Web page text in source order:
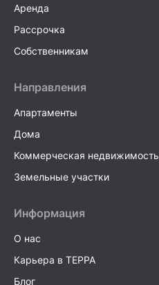
Аренда
Рассрочка
Собственникам
Направления
Апартаменты
Дома
Коммерческая недвижимость
Земельные участки
Информация
О нас
Карьера в TEPPA
Блог